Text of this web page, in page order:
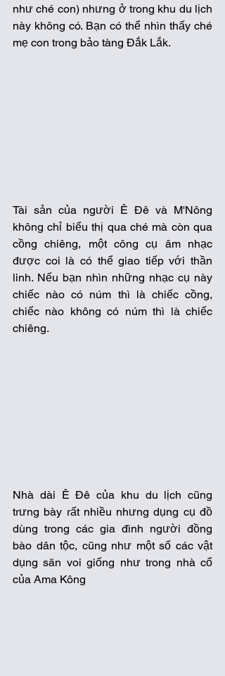
như ché con) nhưng ở trong khu du lịch
này không có. Bạn có thể nhìn thấy ché
mẹ con trong bảo tàng Đắk Lắk.
Tài sản của người Ê Đê và M'Nông
không chỉ biểu thị qua ché mà còn qua
cồng chiêng, một công cụ âm nhạc
được coi là có thể giao tiếp với thần
linh. Nếu bạn nhìn những nhạc cụ này
chiếc nào có núm thì là chiếc cồng,
chiếc nào không có núm thì là chiếc
chiêng.
Nhà dài Ê Đê của khu du lịch cũng
trưng bày rất nhiều nhưng dụng cụ đồ
dùng trong các gia đình người đồng
bào dân tộc, cũng như một số các vật
dụng săn voi giống như trong nhà cổ
của Ama Kông